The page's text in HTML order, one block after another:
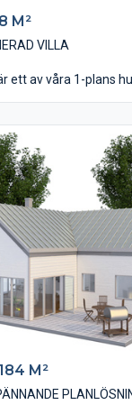
M²
VILLA
ett av våra 1-plans
Invändigt innehåller
en öppen
huset en extra
nästa obligatoriska,
& musik. Utanför
en skyddande
M²​